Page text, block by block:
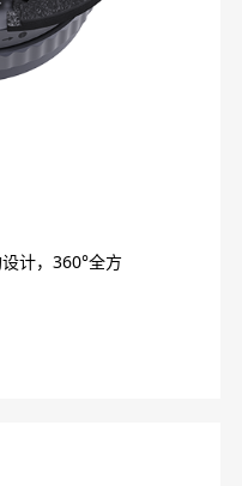
计，360°全方